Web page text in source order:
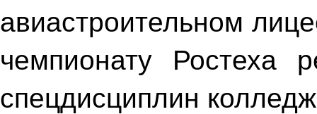
авиастроительном
чемпионату Ростеха
спецдисциплин